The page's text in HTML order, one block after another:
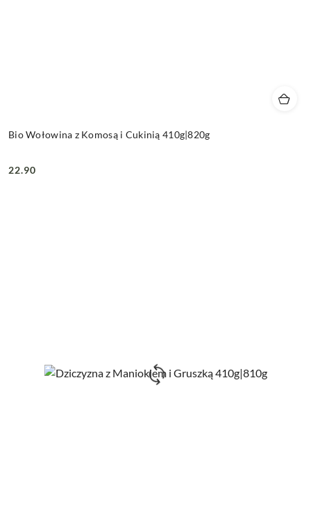
Bio Wołowina z Komosą i Cukinią 410g|820g
Cena:
22.90